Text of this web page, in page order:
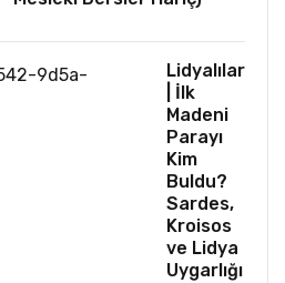
Lidyalılar
| İlk
Madeni
Parayı
Kim
Buldu?
Sardes,
Kroisos
ve Lidya
Uygarlığı